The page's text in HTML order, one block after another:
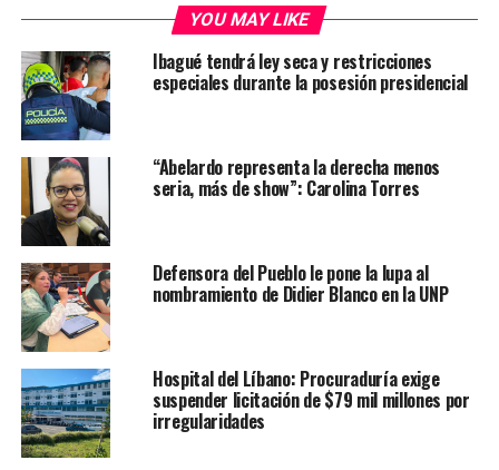
YOU MAY LIKE
Ibagué tendrá ley seca y restricciones
especiales durante la posesión presidencial
“Abelardo representa la derecha menos
seria, más de show”: Carolina Torres
Defensora del Pueblo le pone la lupa al
nombramiento de Didier Blanco en la UNP
Hospital del Líbano: Procuraduría exige
suspender licitación de $79 mil millones por
irregularidades